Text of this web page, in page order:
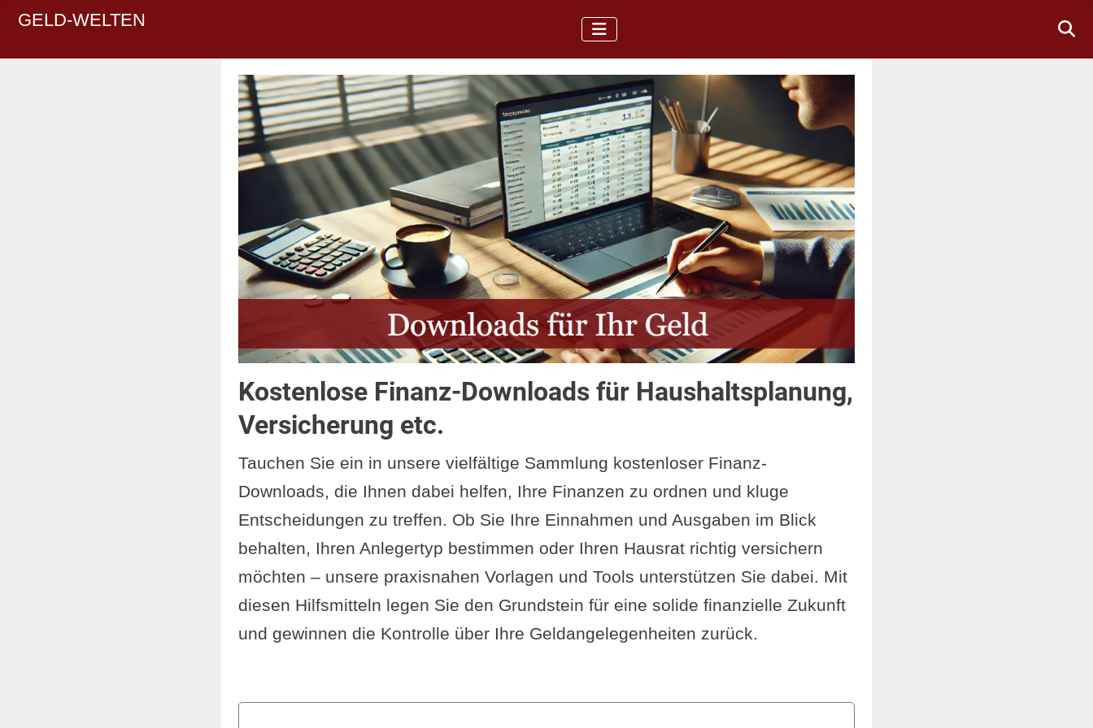
GELD-WELTEN
Kostenlose Finanz-Downloads für Haushaltsplanung,
Versicherung etc.
Tauchen Sie ein in unsere vielfältige Sammlung kostenloser Finanz-
Downloads, die Ihnen dabei helfen, Ihre Finanzen zu ordnen und kluge
Entscheidungen zu treffen. Ob Sie Ihre Einnahmen und Ausgaben im Blick
behalten, Ihren Anlegertyp bestimmen oder Ihren Hausrat richtig versichern
möchten – unsere praxisnahen Vorlagen und Tools unterstützen Sie dabei. Mit
diesen Hilfsmitteln legen Sie den Grundstein für eine solide finanzielle Zukunft
und gewinnen die Kontrolle über Ihre Geldangelegenheiten zurück.